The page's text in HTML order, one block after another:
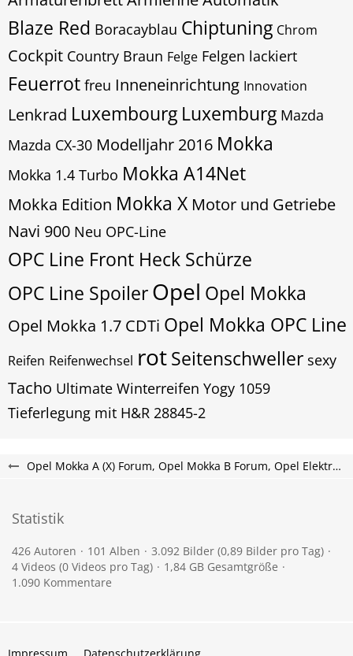
Blaze Red Boracayblau Chiptuning Chrom
Cockpit Country Braun Felge Felgen lackiert
Feuerrot freu Inneneinrichtung Innovation
Lenkrad Luxembourg Luxemburg Mazda
Mazda CX-30 Modelljahr 2016 Mokka
Mokka 1.4 Turbo Mokka A14Net
Mokka Edition Mokka X Motor und Getriebe
Navi 900 Neu OPC-Line
OPC Line Front Heck Schürze
OPC Line SpoilerOpel Opel Mokka
Opel Mokka 1.7 CDTi Opel Mokka OPC Line
Reifen Reifenwechsel rotSeitenschweller sexy
Tacho Ultimate Winterreifen Yogy 1059
​Tieferlegung mit H&R 28845-2
Opel Mokka A (X) Forum, Opel Mokka B Forum, Opel Elektro Mokka-e Forum
Statistik
426 Autoren 101 Alben
3.092 Bilder (0,89 Bilder pro Tag)
4 Videos (0 Videos pro Tag)
1,84 GB Gesamtgröße
1.090 Kommentare